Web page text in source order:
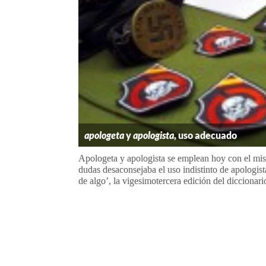
apologetayapologista, uso adecuado
Apologeta y apologista se emplean hoy con el
dudas desaconsejaba el uso indistinto de
de algo’, la vigesimotercera edición del